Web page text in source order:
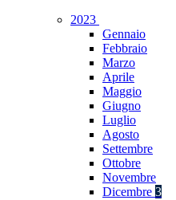
2023
Gennaio
Febbraio
Marzo
Aprile
Maggio
Giugno
Luglio
Agosto
Settembre
Ottobre
Novembre
Dicembre 3